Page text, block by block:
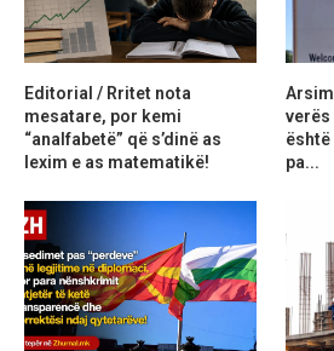
Editorial / Rritet nota
mesatare, por kemi
“analfabetë” që s’dinë as
lexim e as matematikë!
verës
pa...